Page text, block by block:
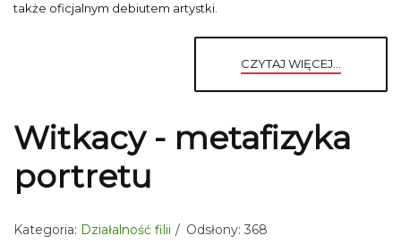
także oficjalnym debiutem artystki.
CZYTAJ WIĘCEJ...
Witkacy - metafizyka
portretu
Kategoria: Działalność filii Odsłony: 368